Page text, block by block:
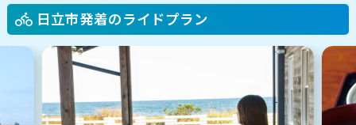
日立市発着のライドプラン